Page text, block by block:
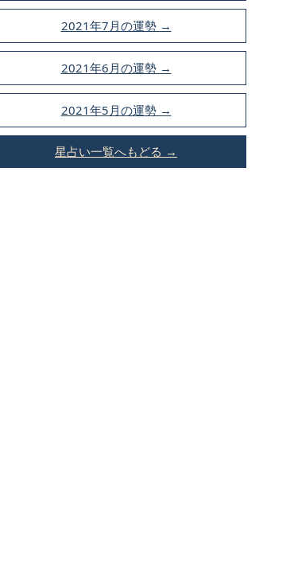
2021年7月の運勢 →
2021年6月の運勢 →
2021年5月の運勢 →
星占い一覧へもどる →